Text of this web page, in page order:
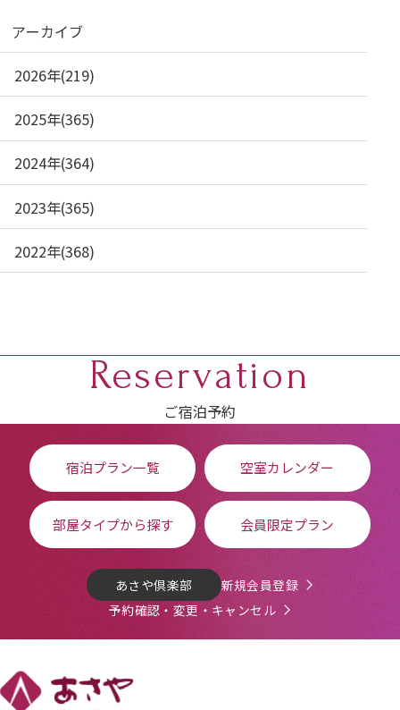
アーカイブ
2026年(219)
2025年(365)
2024年(364)
2023年(365)
2022年(368)
Reservation
ご宿泊予約
宿泊プラン一覧 空室カレンダー
部屋タイプから探す 会員限定プラン
あさや倶楽部
新規会員登録
予約確認・変更・キャンセル